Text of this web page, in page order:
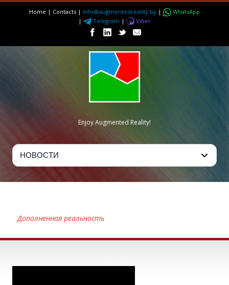
Home | Contacts | info@augmentedreality.by |
WhatsApp
|
Telegram | Viber
Enjoy Augmented Reality!
Дополненная реальность